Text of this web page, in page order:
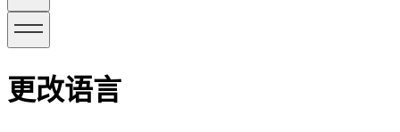
更改语言